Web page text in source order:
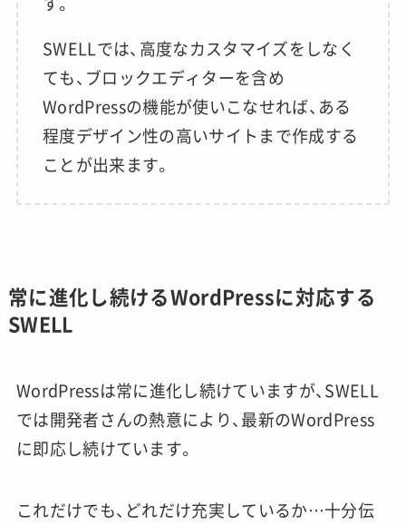
SWELLでは、高度なカスタマイズをしなく
ても、ブロックエディターを含め
WordPressの機能が使いこなせれば、ある
程度デザイン性の高いサイトまで作成する
ことが出来ます。
常に進化し続けるWordPressに対応する
SWELL
WordPressは常に進化し続けていますが、SWELL
では開発者さんの熱意により、最新のWordPress
に即応し続けています。
これだけでも、どれだけ充実しているか…十分伝